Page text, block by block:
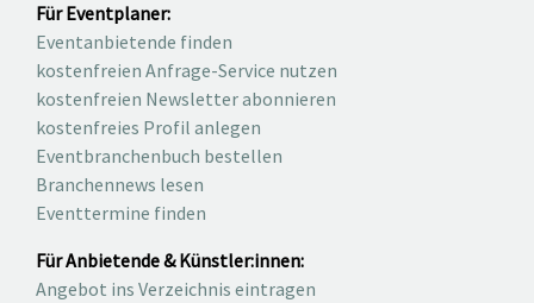
Für Eventplaner:
Eventanbietende finden
kostenfreien Anfrage-Service nutzen
kostenfreien Newsletter abonnieren
kostenfreies Profil anlegen
Eventbranchenbuch bestellen
Branchennews lesen
Eventtermine finden
Für Anbietende & Künstler:innen:
Angebot ins Verzeichnis eintragen